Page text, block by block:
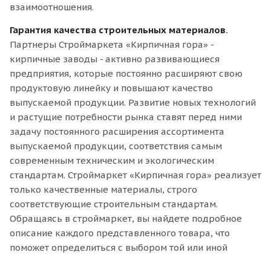
взаимоотношения.
Гарантия качества строительных материалов.
Партнеры Строймаркета «Кирпичная гора» -
кирпичные заводы - активно развивающиеся
предприятия, которые постоянно расширяют свою
продуктовую линейку и повышают качество
выпускаемой продукции. Развитие новых технологий
и растущие потребности рынка ставят перед ними
задачу постоянного расширения ассортимента
выпускаемой продукции, соответствия самым
современным техническим и экологическим
стандартам. Строймаркет «Кирпичная гора» реализует
только качественные материалы, строго
соответствующие строительным стандартам.
Обращаясь в строймаркет, вы найдете подробное
описание каждого представленного товара, что
поможет определиться с выбором той или иной